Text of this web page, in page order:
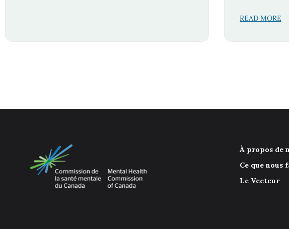
READ MORE
À propos de
Ce que nous
Le Vecteur